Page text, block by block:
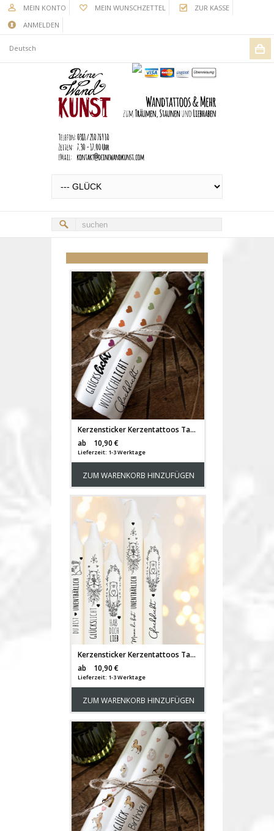
MEIN KONTO MEIN WUNSCHZETTEL
ZUR KASSE
ANMELDEN
Deutsch
Kerzensticker Kerzentattoos Tattoofolie Geschenk Glückslicht Glück Wunschlicht Herzen pastell für Kerzen oder Keramik A4 Bogen DIY Stickerbogen für bis zu 20 Kerzen kst45
ab
10,90 €
Lieferzeit: 1-3 Werktage
ZUM WARENKORB HINZUFÜGEN
Kerzensticker Kerzentattoos Tattoofolie Geschenk Glückslicht Glück Bär Mama unentbärlich für Kerzen oder Keramik A4 Bogen DIY Stickerbogen für bis zu 11 Kerzen kst46
ab
10,90 €
Lieferzeit: 1-3 Werktage
ZUM WARENKORB HINZUFÜGEN